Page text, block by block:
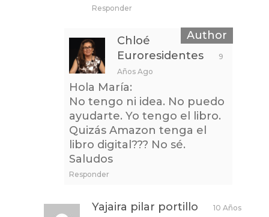
Responder
Chloé
Euroresidentes
9
Años Ago
Hola María:
No tengo ni idea. No puedo
ayudarte. Yo tengo el libro.
Quizás Amazon tenga el
libro digital??? No sé.
Saludos
Responder
Yajaira pilar portillo
10 Años